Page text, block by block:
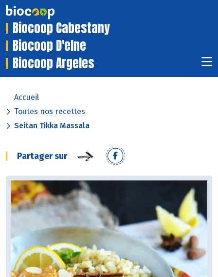
Biocoop Cabestany
Biocoop D'elne
Biocoop Argeles
Accueil
Toutes nos recettes
Seitan Tikka Massala
Partager sur